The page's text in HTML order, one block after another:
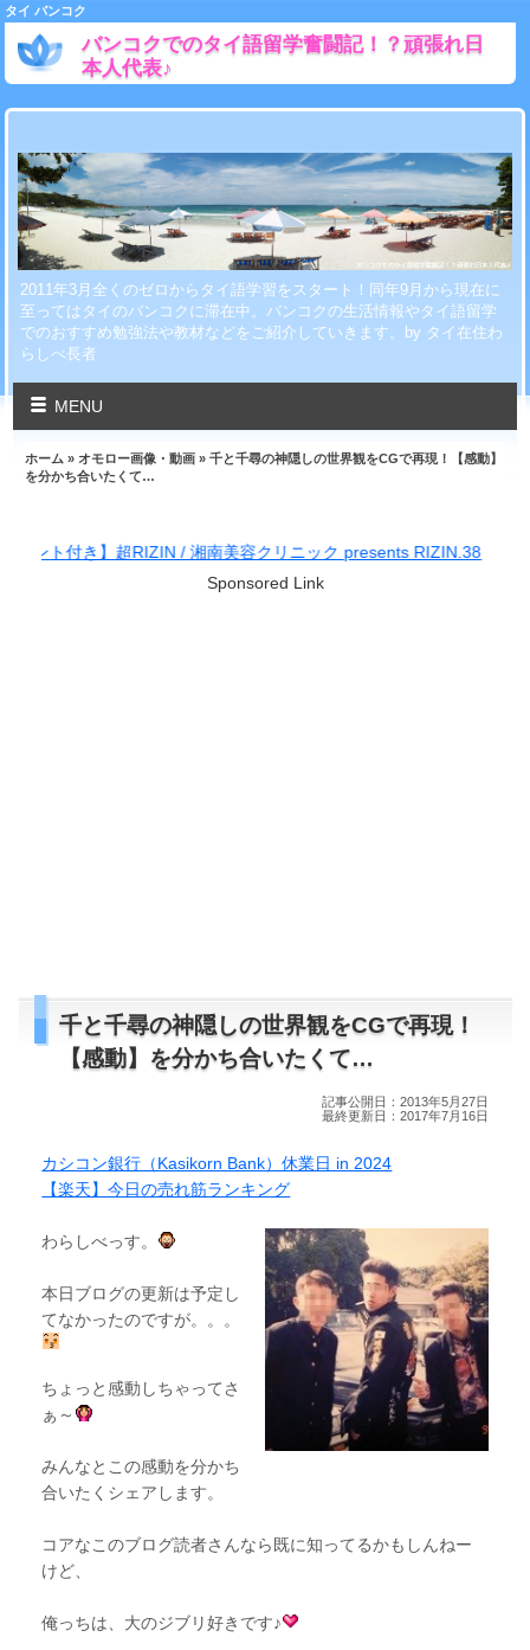
タイ バンコク
バンコクでのタイ語留学奮闘記！？頑張れ日
本人代表♪
2011年3月全くのゼロからタイ語学習をスタート！同年9月から現在に
至ってはタイのバンコクに滞在中。バンコクの生活情報やタイ語留学
でのおすすめ勉強法や教材などをご紹介していきます。by タイ在住わ
らしべ長者
MENU
ホーム » オモロー画像・動画 » 千と千尋の神隠しの世界観をCGで再現！【感動】
を分かち合いたくて…
】超RIZIN / 湘南美容クリニック presents RIZIN.38
Sponsored Link
千と千尋の神隠しの世界観をCGで再現！
【感動】を分かち合いたくて…
記事公開日：2013年5月27日
最終更新日：2017年7月16日
カシコン銀行（Kasikorn Bank）休業日 in 2024
【楽天】今日の売れ筋ランキング
わらしべっす。
本日ブログの更新は予定し
てなかったのですが。。。
ちょっと感動しちゃってさ
ぁ～
みんなとこの感動を分かち
合いたくシェアします。
コアなこのブログ読者さんなら既に知ってるかもしんねー
けど、
俺っちは、大のジブリ好きです♪